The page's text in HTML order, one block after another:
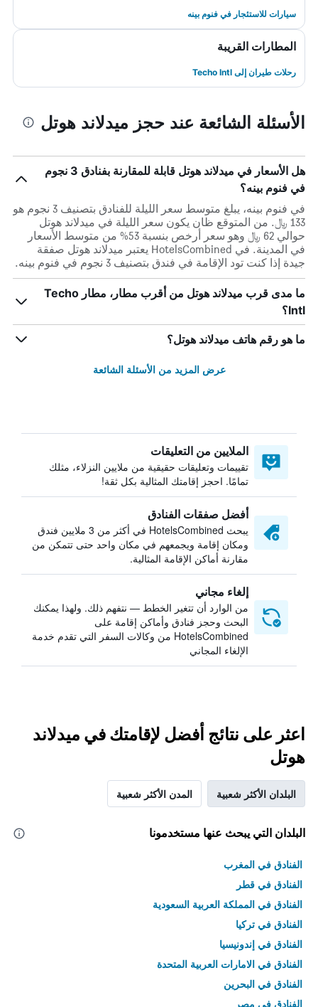
سيارات للاستئجار في فنوم بينه
المطارات القريبة
رحلات طيران إلى Techo Intl
الأسئلة الشائعة عند حجز ميدلاند هوتل
هل الأسعار في ميدلاند هوتل قابلة للمقارنة بفنادق 3 نجوم
في فنوم بينه؟
في فنوم بينه، يبلغ متوسط ​​سعر الليلة للفنادق بتصنيف 3 نجوم هو
133 ﷼. من المتوقع ظان يكون سعر الليلة في ميدلاند هوتل
حوالي 62 ﷼ وهو سعر أرخص بنسبة 53% من متوسط الأسعار
في المدينة. في HotelsCombined يعتبر ميدلاند هوتل صفقة
جيدة إذا كنت تود الإقامة في فندق بتصنيف 3 نجوم في فنوم بينه.
ما مدى قرب ميدلاند هوتل من أقرب مطار، مطار Techo
Intl؟
ما هو رقم هاتف ميدلاند هوتل؟
عرض المزيد من الأسئلة الشائعة
الملايين من التعليقات
تقييمات وتعليقات حقيقية من ملايين النزلاء، مثلك
تمامًا. احجز إقامتك المثالية بكل ثقة!
أفضل صفقات الفنادق
يبحث HotelsCombined في أكثر من 3 ملايين فندق
ومكان إقامة ويجمعهم في مكان واحد حتى تتمكن من
مقارنة أماكن الإقامة المثالية.
إلغاء مجاني
من الوارد أن تتغير الخطط — نتفهم ذلك. ولهذا يمكنك
البحث وحجز فنادق وأماكن إقامة على
HotelsCombined من وكالات السفر التي تقدم خدمة
الإلغاء المجاني
اعثر على نتائج أفضل لإقامتك في ميدلاند
هوتل
البلدان الأكثر شعبية المدن الأكثر شعبية
البلدان التي يبحث عنها مستخدمونا
الفنادق في المغرب
الفنادق في قطر
الفنادق في المملكة العربية السعودية
الفنادق في تركيا
الفنادق في إندونيسيا
الفنادق في الامارات العربية المتحدة
الفنادق في البحرين
الفنادق في مصر